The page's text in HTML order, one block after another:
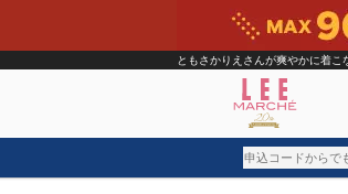
ともさかりえさんが爽やかに着こ